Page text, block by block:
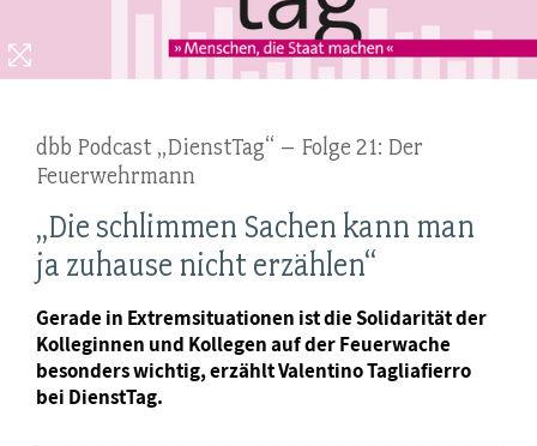
dbb Podcast „DienstTag“ – Folge 21: Der
Feuerwehrmann
„Die schlimmen Sachen kann man
ja zuhause nicht erzählen“
Gerade in Extremsituationen ist die Solidarität der
Kolleginnen und Kollegen auf der Feuerwache
besonders wichtig, erzählt Valentino Tagliafierro
bei DienstTag.